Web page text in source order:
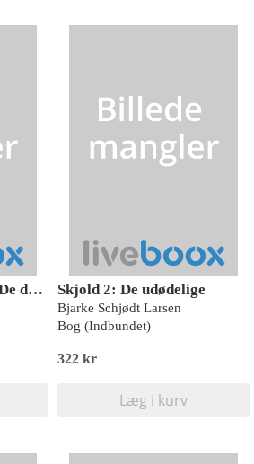
Zombie-hospitalet 1: De døde fra havet Skjold 2: De udødelige
Bjarke Schjødt Larsen
Bog (Indbundet)
322 kr
Læg i kurv